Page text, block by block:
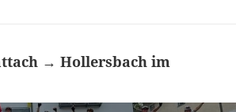
→ Hollersbach im